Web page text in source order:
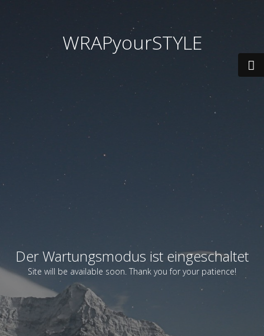
WRAPyourSTYLE
Der Wartungsmodus ist eingeschaltet
Site will be available soon. Thank you for your patience!